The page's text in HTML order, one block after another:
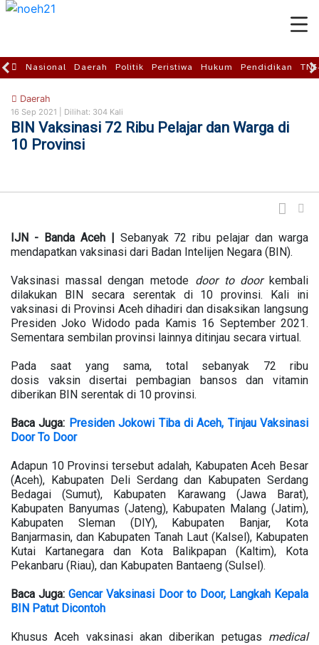
Nasional Daerah Politik Peristiwa Hukum Pendidikan
Daerah
16 Sep 2021 | Dilihat: 304 Kali
BIN Vaksinasi 72 Ribu Pelajar dan Warga di
10 Provinsi
IJN - Banda Aceh | Sebanyak 72 ribu pelajar dan warga
mendapatkan vaksinasi dari Badan Intelijen Negara (BIN).
Vaksinasi massal dengan metode door to doorkembali
dilakukan BIN secara serentak di 10 provinsi. Kali ini
vaksinasi di Provinsi Aceh dihadiri dan disaksikan langsung
Presiden Joko Widodo pada Kamis 16 September 2021.
Sementara sembilan provinsi lainnya ditinjau secara virtual.
Pada saat yang sama, total sebanyak 72 ribu
dosis vaksin disertai pembagian bansos dan vitamin
diberikan BIN serentak di 10 provinsi.
Baca Juga: Presiden Jokowi Tiba di Aceh, Tinjau Vaksinasi
Door To Door
Adapun 10 Provinsi tersebut adalah, Kabupaten Aceh Besar
(Aceh), Kabupaten Deli Serdang dan Kabupaten Serdang
Bedagai (Sumut), Kabupaten Karawang (Jawa Barat),
Kabupaten Banyumas (Jateng), Kabupaten Malang (Jatim),
Kabupaten Sleman (DIY), Kabupaten Banjar, Kota
Banjarmasin, dan Kabupaten Tanah Laut (Kalsel), Kabupaten
Kutai Kartanegara dan Kota Balikpapan (Kaltim), Kota
Pekanbaru (Riau), dan Kabupaten Bantaeng (Sulsel).
Baca Juga:Gencar Vaksinasi Door to Door, Langkah Kepala
BIN Patut Dicontoh
Khusus Aceh vaksinasi akan diberikan petugas medical